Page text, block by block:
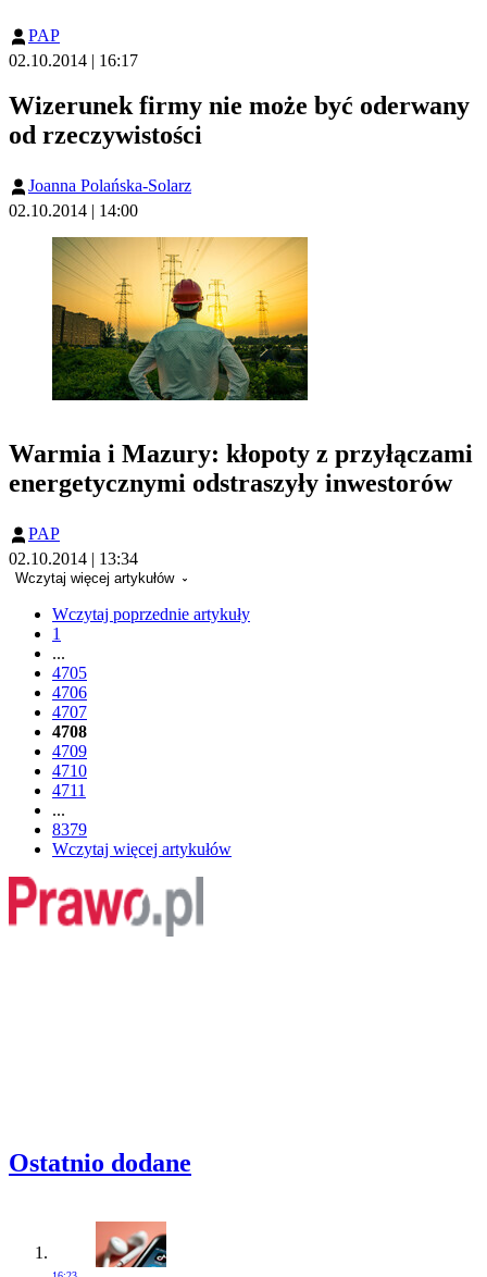
PAP
02.10.2014 | 16:17
Wizerunek firmy nie może być oderwany
od rzeczywistości
Joanna Polańska-Solarz
02.10.2014 | 14:00
Warmia i Mazury: kłopoty z przyłączami
energetycznymi odstraszyły inwestorów
PAP
02.10.2014 | 13:34
Wczytaj więcej artykułów
Wczytaj poprzednie artykuły
1
...
4705
4706
4707
4708
4709
4710
4711
...
8379
Wczytaj więcej artykułów
Ostatnio dodane